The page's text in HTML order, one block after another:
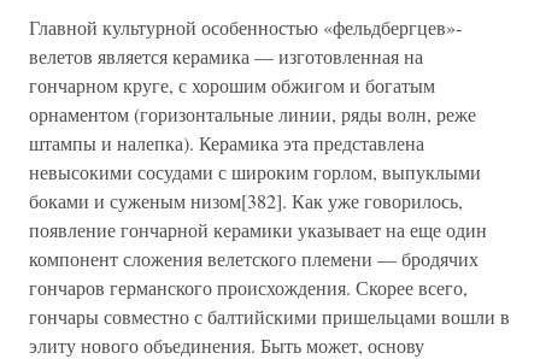
Главной культурной особенностью «фельдбергцев»-
велетов является керамика — изготовленная на
гончарном круге, с хорошим обжигом и богатым
орнаментом (горизонтальные линии, ряды волн, реже
штампы и налепка). Керамика эта представлена
невысокими сосудами с широким горлом, выпуклыми
боками и суженым низом[382]. Как уже говорилось,
появление гончарной керамики указывает на еще один
компонент сложения велетского племени — бродячих
гончаров германского происхождения. Скорее всего,
гончары совместно с балтийскими пришельцами вошли в
элиту нового объединения. Быть может, основу